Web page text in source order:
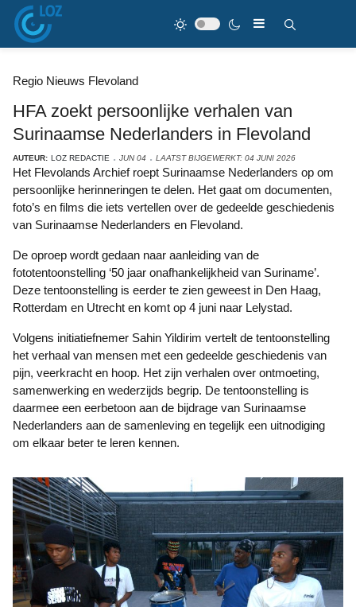
Regio Nieuws Flevoland
HFA zoekt persoonlijke verhalen van
Surinaamse Nederlanders in Flevoland
AUTEUR: LOZ REDACTIE JUN 04 LAATST BIJGEWERKT: 04 JUNI 2026
Het Flevolands Archief roept Surinaamse Nederlanders op om
persoonlijke herinneringen te delen. Het gaat om documenten,
foto’s en films die iets vertellen over de gedeelde geschiedenis
van Surinaamse Nederlanders en Flevoland.
De oproep wordt gedaan naar aanleiding van de
fototentoonstelling ‘50 jaar onafhankelijkheid van Suriname’.
Deze tentoonstelling is eerder te zien geweest in Den Haag,
Rotterdam en Utrecht en komt op 4 juni naar Lelystad.
Volgens initiatiefnemer Sahin Yildirim vertelt de tentoonstelling
het verhaal van mensen met een gedeelde geschiedenis van
pijn, veerkracht en hoop. Het zijn verhalen over ontmoeting,
samenwerking en wederzijds begrip. De tentoonstelling is
daarmee een eerbetoon aan de bijdrage van Surinaamse
Nederlanders aan de samenleving en tegelijk een uitnodiging
om elkaar beter te leren kennen.